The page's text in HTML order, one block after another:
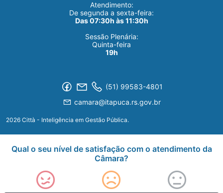
Atendimento:
De segunda a sexta-feira:
Das 07:30h às 11:30h
Sessão Plenária:
Quinta-feira
19h
(51) 99583-4801
camara@itapuca.rs.gov.br
2026 Città - Inteligência em Gestão Pública.
Qual o seu nível de satisfação com o atendimento da
Câmara?